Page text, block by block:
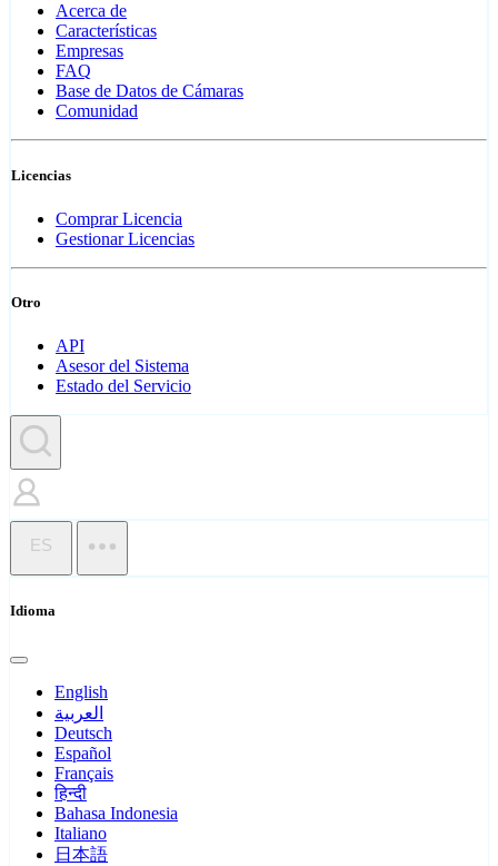
Acerca de
Características
Empresas
FAQ
Base de Datos de Cámaras
Comunidad
Licencias
Comprar Licencia
Gestionar Licencias
Otro
API
Asesor del Sistema
Estado del Servicio
ES
Idioma
English
العربية
Deutsch
Español
Français
हिन्दी
Bahasa Indonesia
Italiano
日本語